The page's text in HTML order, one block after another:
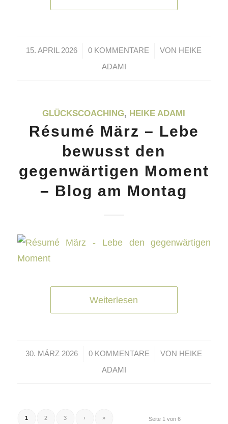
15. APRIL 2026
/ 0 KOMMENTARE
/ VON HEIKE
ADAMI
GLÜCKSCOACHING, HEIKE ADAMI
Résumé März – Lebe
bewusst den
gegenwärtigen Moment
– Blog am Montag
Weiterlesen
30. MÄRZ 2026
/ 0 KOMMENTARE
/ VON HEIKE
ADAMI
Seite 1 von 6
1 2 3 › »